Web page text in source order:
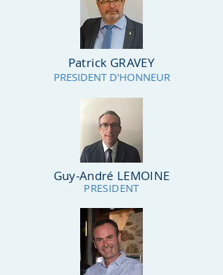
Patrick GRAVEY
PRESIDENT D'HONNEUR
Guy-André LEMOINE
PRESIDENT